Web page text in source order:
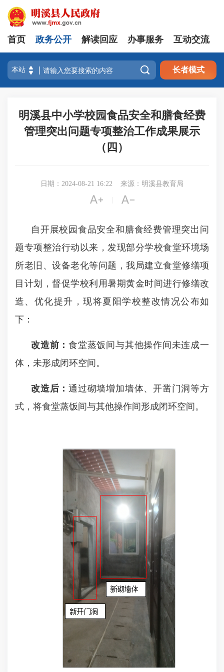
首页 政务公开 解读回应 办事服务 互动交流
 长者模式
明溪县中小学校园食品安全和膳食经费
管理突出问题专项整治工作成果展示
（四）
日期：2024-08-21 16:22 来源：明溪县教育局
 
自开展校园食品安全和膳食经费管理突出问
题专项整治行动以来，发现部分学校食堂环境场
所老旧、设备老化等问题，我局建立食堂修缮项
目计划，督促学校利用暑期黄金时间进行修缮改
造、优化提升，现将夏阳学校整改情况公布如
下：
改造前：食堂蒸饭间与其他操作间未连成一
体，未形成闭环空间。
改造后：通过砌墙增加墙体、开凿门洞等方
式，将食堂蒸饭间与其他操作间形成闭环空间。